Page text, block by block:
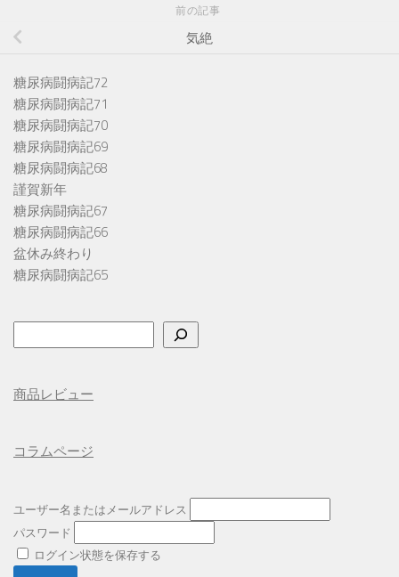
前の記事
気絶
糖尿病闘病記72
糖尿病闘病記71
糖尿病闘病記70
糖尿病闘病記69
糖尿病闘病記68
謹賀新年
糖尿病闘病記67
糖尿病闘病記66
盆休み終わり
糖尿病闘病記65
索
商品レビュー
コラムページ
ユーザー名またはメールアドレス
パスワード
ログイン状態を保存する